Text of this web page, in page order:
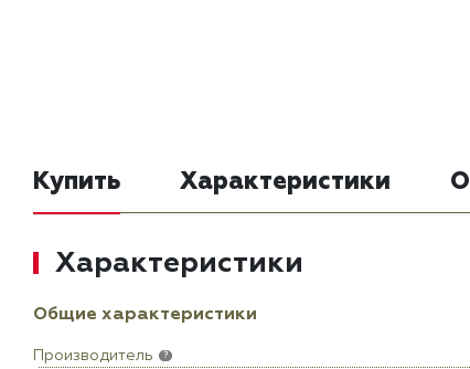
Купить Характеристики
Характеристики
Общие характеристики
Производитель ?